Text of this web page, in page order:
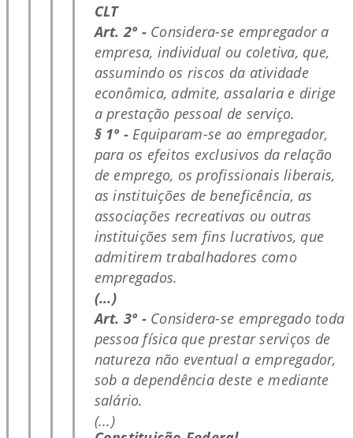
CLT
Art. 2º -Considera-se empregador a
empresa, individual ou coletiva, que,
assumindo os riscos da atividade
econômica, admite, assalaria e dirige
a prestação pessoal de serviço.
§ 1º - Equiparam-se ao empregador,
para os efeitos exclusivos da relação
de emprego, os profissionais liberais,
as instituições de beneficência, as
associações recreativas ou outras
instituições sem fins lucrativos, que
admitirem trabalhadores como
empregados.
(...)
Art. 3º -Considera-se empregado toda
pessoa física que prestar serviços de
natureza não eventual a empregador,
sob a dependência deste e mediante
salário.
(...)